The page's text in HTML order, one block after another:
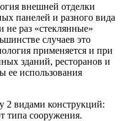
внешней отделки
панелей и разного вида
не раз «стеклянные»
случаев это
применяется и при
зданий, ресторанов и
ее использования
видами конструкций:
типа сооружения.